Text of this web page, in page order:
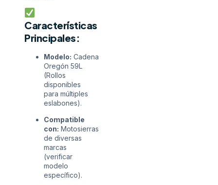
Características
Principales:
Modelo: Cadena
Oregón 59L
(Rollos
disponibles
para múltiples
eslabones).
Compatible
con: Motosierras
de diversas
marcas
(verificar
modelo
específico).